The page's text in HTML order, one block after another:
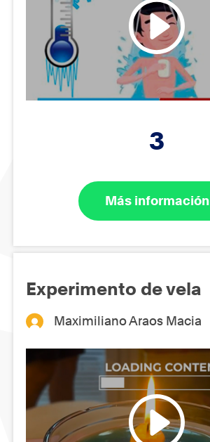
3
Más información
Experimento de vela
Maximiliano Araos Macia